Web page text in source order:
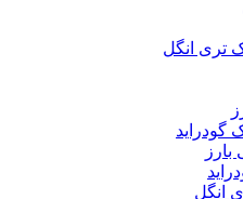
تری انگل
گودراید
انگل